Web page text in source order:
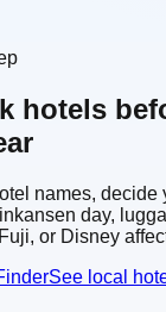
hotels
names, decide
day,
or Disney
See local